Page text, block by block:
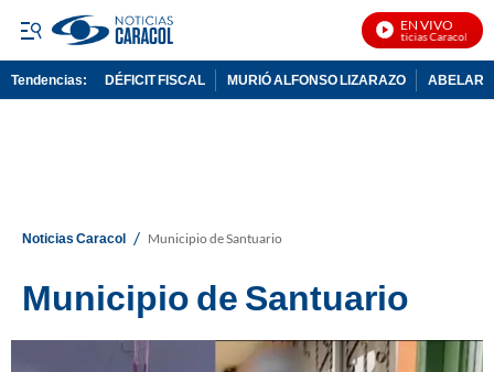
EN VIVO
Noticias Caracol En
Tendencias: DÉFICIT FISCAL MURIÓ ALFONSO LIZARAZO
Noticias Caracol / Municipio de Santuario
Municipio de Santuario